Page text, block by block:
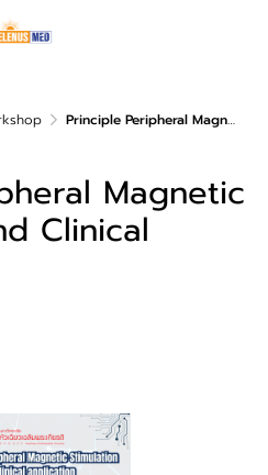
Principle Peripheral Magnetic Stimulation and Clinical application
Magnetic
Clinical